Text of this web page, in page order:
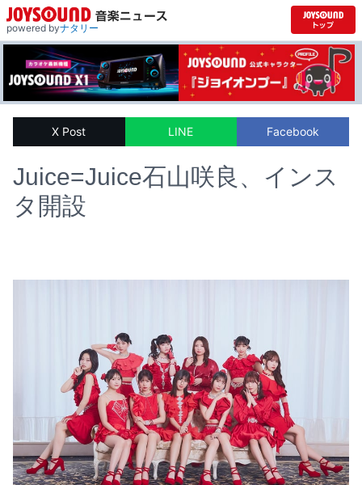
powered byナタリー
X Post LINE Facebook
Juice=Juice石山咲良、インス
タ開設